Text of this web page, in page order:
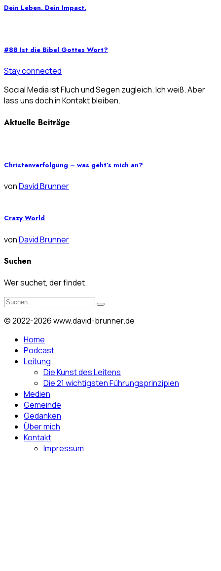
Dein Leben. Dein Impact.
#88 Ist die Bibel Gottes Wort?
Stay connected
Social Media ist Fluch und Segen zugleich. Ich weiß. Aber
lass uns doch in Kontakt bleiben.
Aktuelle Beiträge
Christenverfolgung – was geht’s mich an?
vonDavid Brunner
Crazy World
vonDavid Brunner
Suchen
Wer suchet, der findet.
© 2022-2026 www.david-brunner.de
Home
Podcast
Leitung
Die Kunst des Leitens
Die 21 wichtigsten Führungsprinzipien
Medien
Gemeinde
Gedanken
Über mich
Kontakt
Impressum